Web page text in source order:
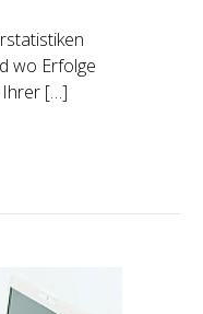
wo Erfolge
Ihrer […]